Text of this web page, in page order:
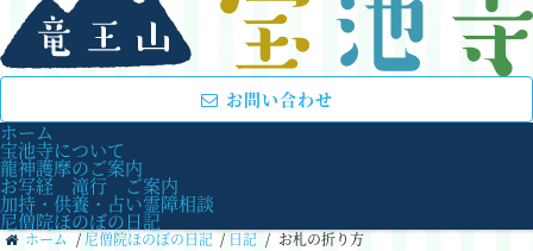
お問い合わせ
ホーム
宝池寺について
龍神護摩のご案内
お写経 滝行 ご案内
加持・供養・占い霊障相談
尼僧院ほのぼの日記
ホーム / 尼僧院ほのぼの日記 / 日記 / お札の折り方